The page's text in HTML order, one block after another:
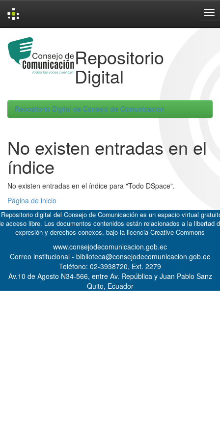
navigation
Repositorio
Digital
Repositorio Digital de Consejo de Comunicacion
No existen entradas en el
índice
No existen entradas en el índice para "Todo DSpace".
Página de inicio
digital del Consejo de Comunicación es un espacio virtual
acceso libre. Los documentos contenidos están relacionados a la libertad
expresión y derechos conexos, bajo la licencia Creative Commons
www.consejodecomunicacion.gob.ec
Correo institucional - biblioteca@consejodecomunicacion.gob.ec
Teléfono: 02-3938720, Ext. 2279
Av.10 de Agosto N34-566, entre Av. República y Juan Pablo Sanz
Quito, Ecuador